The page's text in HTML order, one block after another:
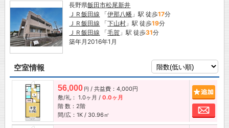
長野県飯田市松尾新井
ＪＲ飯田線 「伊那八幡 」駅 徒歩17分
ＪＲ飯田線 「下山村 」駅 徒歩19分
ＪＲ飯田線 「毛賀 」駅 徒歩31分
築年月2016年1月
空室情報
56,000 円 / 共益費：4,000円
敷/礼： 1.0ヶ月 / 0.0ヶ月
階 数：2階
間/広：1K / 30.96㎡
お